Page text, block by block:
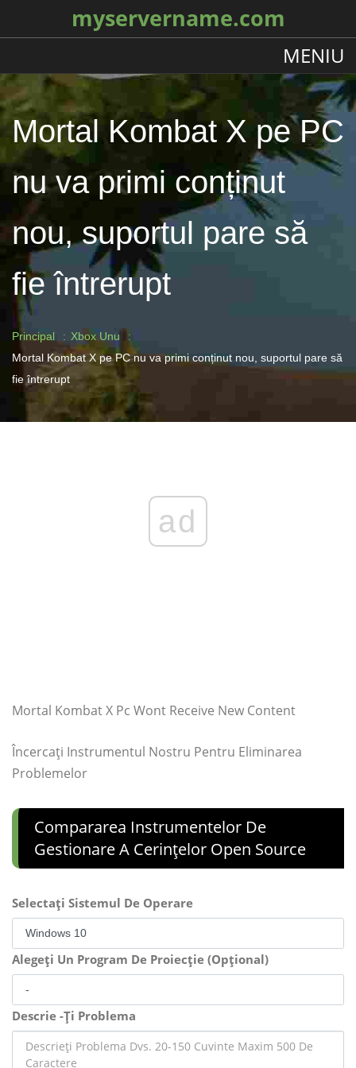
myservername.com
MENIU
Mortal Kombat X pe PC
nu va primi conținut
nou, suportul pare să
fie întrerupt
Principal
Xbox Unu
Mortal Kombat X pe PC nu va primi conținut nou, suportul pare să
fie întrerupt
ad
Mortal Kombat X Pc Wont Receive New Content
Încercați Instrumentul Nostru Pentru Eliminarea
Problemelor
Compararea Instrumentelor De
Gestionare A Cerințelor Open Source
Selectați Sistemul De Operare
Alegeți Un Program De Proiecție (Opțional)
Descrie -Ți Problema